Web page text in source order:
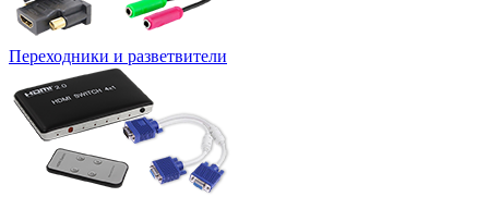
Переходники и разветвители